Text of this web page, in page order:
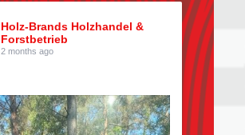
Holz-Brands Holzhandel &
Forstbetrieb
2 months ago